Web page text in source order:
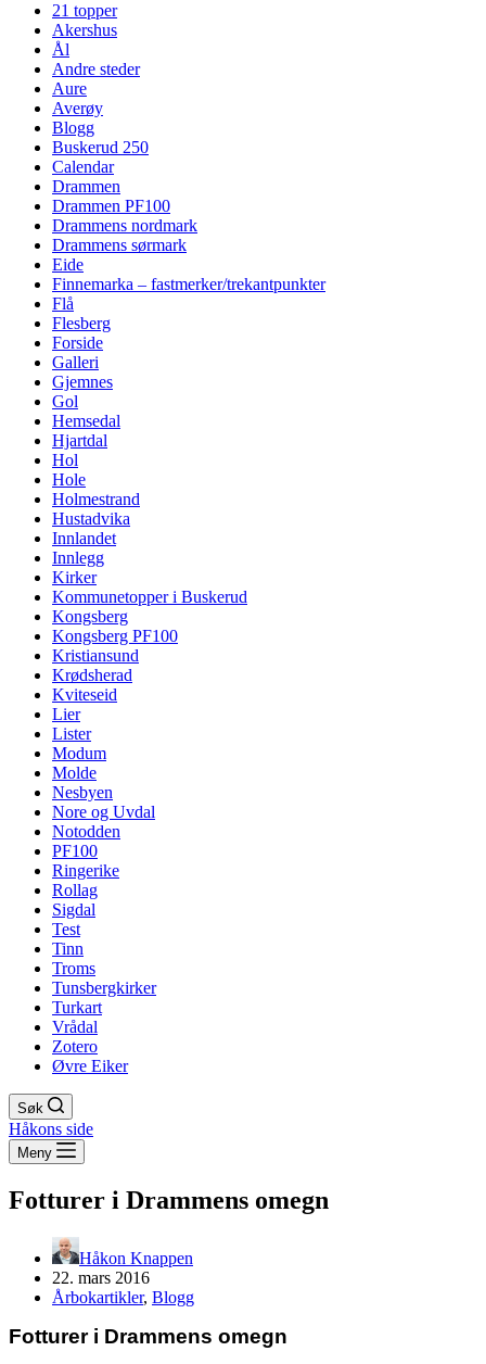
21 topper
Akershus
Ål
Andre steder
Aure
Averøy
Blogg
Buskerud 250
Calendar
Drammen
Drammen PF100
Drammens nordmark
Drammens sørmark
Eide
Finnemarka – fastmerker/trekantpunkter
Flå
Flesberg
Forside
Galleri
Gjemnes
Gol
Hemsedal
Hjartdal
Hol
Hole
Holmestrand
Hustadvika
Innlandet
Innlegg
Kirker
Kommunetopper i Buskerud
Kongsberg
Kongsberg PF100
Kristiansund
Krødsherad
Kviteseid
Lier
Lister
Modum
Molde
Nesbyen
Nore og Uvdal
Notodden
PF100
Ringerike
Rollag
Sigdal
Test
Tinn
Troms
Tunsbergkirker
Turkart
Vrådal
Zotero
Øvre Eiker
Søk
Håkons side
Meny
Fotturer i Drammens omegn
Håkon Knappen
22. mars 2016
Årbokartikler, Blogg
Fotturer i Drammens omegn